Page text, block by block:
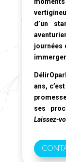
d’un
journées
ans,
ses
Laissez-